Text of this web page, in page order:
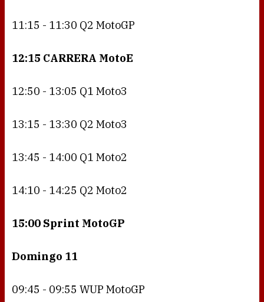
11:15 - 11:30 Q2 MotoGP
12:15 CARRERA MotoE
12:50 - 13:05 Q1 Moto3
13:15 - 13:30 Q2 Moto3
13:45 - 14:00 Q1 Moto2
14:10 - 14:25 Q2 Moto2
15:00 Sprint MotoGP
Domingo 11
09:45 - 09:55 WUP MotoGP